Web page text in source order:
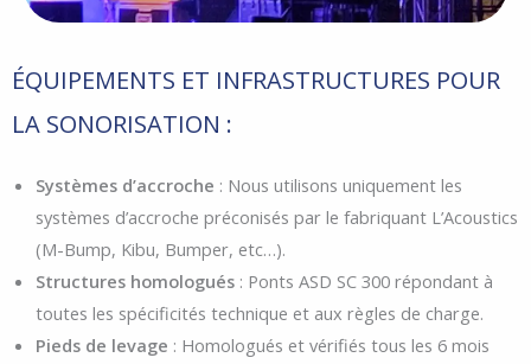
ÉQUIPEMENTS ET INFRASTRUCTURES POUR
LA SONORISATION :
Systèmes d’accroche : Nous utilisons uniquement les
systèmes d’accroche préconisés par le fabriquant L’Acoustics
(M-Bump, Kibu, Bumper, etc…).
Structures homologués : Ponts ASD SC 300 répondant à
toutes les spécificités technique et aux règles de charge.
Pieds de levage : Homologués et vérifiés tous les 6 mois